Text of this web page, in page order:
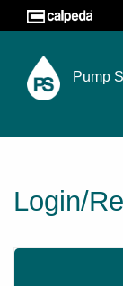
Pump
Login/